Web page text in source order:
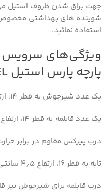
جهت براق شدن ظروف استیل می
شوینده های بهداشتی مخصوص
استفاده نمائید.
پارچه پارس استیل PARS STEEL:
یک عدد شیرجوش به قطر ۱۴، ارتفاع ۹ سانتی‌متر، ظرفیت ۱٫۴ لیتر
یک عدد قابلمه به قطر ۱۴، ارتفاع ۸ سانتی‌متر، ظرفیت ۱٫۲ لیتر
درب پیرکس مقاوم در برابر
تابه به قطر ۱۶، ارتفاع ۴٫۵ سانتی‌متر، ظرفیت ۰٫۹ لیتر
درب قابلمه برای شیرجوش نیز